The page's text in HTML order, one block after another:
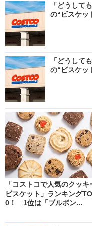
「どうして
の“ビスケ
「どうして
の“ビスケ
「コストコで人気のクッキ
ビスケット」ランキング
0！ 1位は「ブルボン...